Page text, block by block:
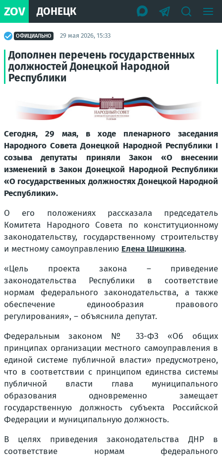
ZOV ДОНЕЦК
ОФИЦИАЛЬНО 29 мая 2026, 15:33
Дополнен перечень государственных
должностей Донецкой Народной
Республики
Сегодня, 29 мая, в ходе пленарного заседания
Народного Совета Донецкой Народной Республики I
созыва депутаты приняли Закон «О внесении
изменений в Закон Донецкой Народной Республики
«О государственных должностях Донецкой Народной
Республики».
О его положениях рассказала председатель
Комитета Народного Совета по конституционному
законодательству, государственному строительству
и местному самоуправлению Елена Шишкина.
«Цель проекта закона – приведение
законодательства Республики в соответствие
нормам федерального законодательства, а также
обеспечение единообразия правового
регулирования», – объяснила депутат.
Федеральным законом № 33-ФЗ «Об общих
принципах организации местного самоуправления в
единой системе публичной власти» предусмотрено,
что в соответствии с принципом единства системы
публичной власти глава муниципального
образования одновременно замещает
государственную должность субъекта Российской
Федерации и муниципальную должность.
В целях приведения законодательства ДНР в
соответствие нормам федерального